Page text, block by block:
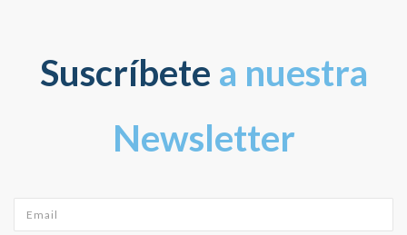
Suscríbete a nuestra
Newsletter